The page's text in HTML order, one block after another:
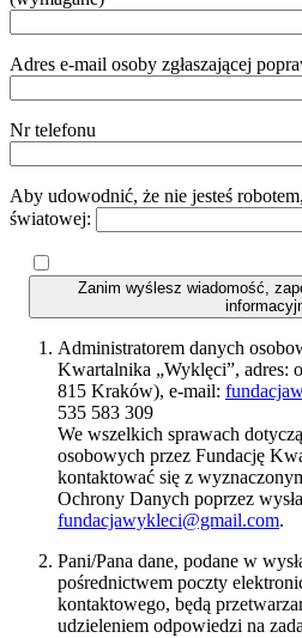
Adres e-mail osoby zgłaszającej
Nr telefonu
Aby udowodnić, że nie jesteś
światowej:
Zanim wyślesz wiadomość,
Administratorem danych
Kwartalnika „Wyklęci”, adres:
815 Kraków), e-mail:
535 583 309
We wszelkich sprawach
osobowych przez Fundację
kontaktować się z
Ochrony Danych poprzez
fundacjawykleci@gmail.com.
Pani/Pana dane, podane w
pośrednictwem poczty
kontaktowego, będą
udzieleniem odpowiedzi na